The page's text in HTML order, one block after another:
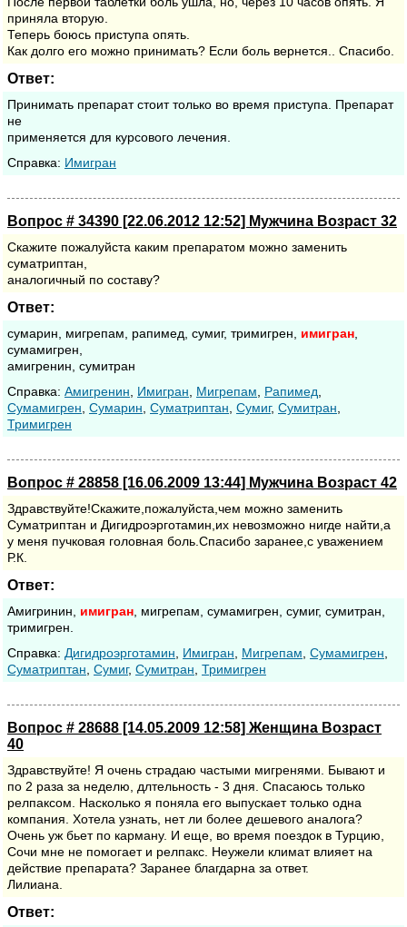
приняла вторую.
Теперь боюсь приступа опять.
Как долго его можно принимать? Если боль вернется.. Спасибо.
Ответ:
Принимать препарат стоит только во время приступа. Препарат
не
применяется для курсового лечения.
Cправка: Имигран
Вопрос # 34390 [22.06.2012 12:52] Мужчина Возраст 32
Скажите пожалуйста каким препаратом можно заменить
суматриптан,
аналогичный по составу?
Ответ:
сумарин, мигрепам, рапимед, сумиг, тримигрен, имигран
сумамигрен,
амигренин, сумитран
Cправка: Амигренин Имигран Мигрепам Рапимед
Сумамигрен Сумарин Суматриптан Сумиг, Сумитран
Тримигрен
Вопрос # 28858 [16.06.2009 13:44] Мужчина Возраст 42
Здравствуйте!Скажите,пожалуйста,чем можно заменить
Суматриптан и Дигидроэрготамин,их невозможно нигде найти,а
у меня пучковая головная боль.Спасибо заранее,с уважением
Р.К.
Ответ:
Амигринин, имигран , мигрепам, сумамигрен, сумиг, сумитран,
тримигрен.
Cправка: Дигидроэрготамин Имигран Мигрепам Сумамигрен
Суматриптан Сумиг, Сумитран Тримигрен
Вопрос # 28688 [14.05.2009 12:58] Женщина Возраст
40
Здравствуйте! Я очень страдаю частыми мигренями. Бывают и
по 2 раза за неделю, длтельность - 3 дня. Спасаюсь только
релпаксом. Насколько я поняла его выпускает только одна
компания. Хотела узнать, нет ли более дешевого аналога?
Очень уж бьет по карману. И еще, во время поездок в Турцию,
Сочи мне не помогает и релпакс. Неужели климат влияет на
действие препарата? Заранее благдарна за ответ.
Лилиана.
Ответ: